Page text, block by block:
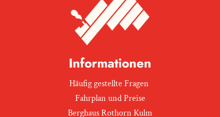
Informationen
Häufig gestellte Fragen
Fahrplan und Preise
Berghaus Rothorn Kulm